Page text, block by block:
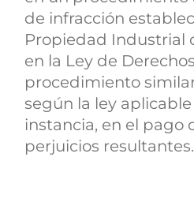
de infracción
Propiedad Industrial
en la Ley de
procedimiento
según la ley
instancia, en el pago
perjuicios resultantes.